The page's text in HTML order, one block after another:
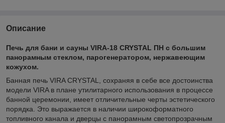
Описание
Печь для бани и сауны VIRA-18 CRYSTAL ПН с большим
панорамным стеклом, парогенератором, нержавеющим
кожухом.
Банная печь VIRA CRYSTAL, сохраняя в себе все достоинства
модели VIRA в плане утилитарного использования в процессе
банной церемонии, имеет отличительные черты эстетического
порядка. Это выражается в наличии широкоформатного
топливного канала и дверцы с панорамным светопрозрачным